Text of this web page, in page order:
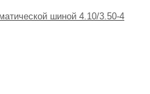
шиной 4.10/3.50-4